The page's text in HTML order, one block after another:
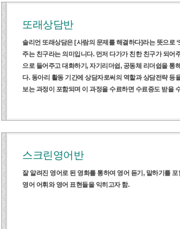
또래상담반
솔리언 또래상담은 [사람의 문제를 해결하다]라는 뜻으로
주는 친구라는 의미입니다. 먼저 다가가 친한 친구가 되어
으로 들어주고 대화하기, 자기리더쉽, 공동체 리더쉽을 통
다. 동아리 활동 기간에 상담자로써의 역할과 상담전략 등
보는 과정이 포함되며 이 과정을 수료하면 수료증도 받을
스크린영어반
잘 알려진 영어로 된 영화를 통하여 영어 듣기, 말하기를
영어 어휘와 영어 표현들을 익히고자 함.